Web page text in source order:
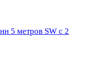
5 метров SW с 2